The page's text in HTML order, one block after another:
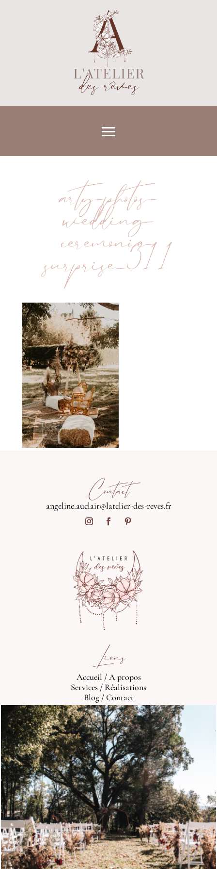
arty-photos-
wedding-
ceremonie-
surprise_311
Contact
angeline.auclair@latelier-des-reves.fr
Liens
Accueil /A propos
Services / Réalisations
Blog/Contact